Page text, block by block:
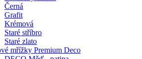
Černá
Grafit
Krémová
Staré stříbro
Staré zlato
mřížky Premium Deco